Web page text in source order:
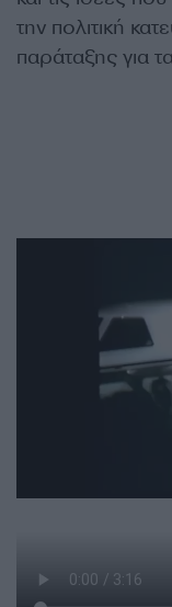
την πολιτική
παράταξης για